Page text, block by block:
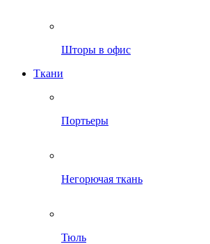
Шторы в офис
Ткани
Портьеры
Негорючая ткань
Тюль